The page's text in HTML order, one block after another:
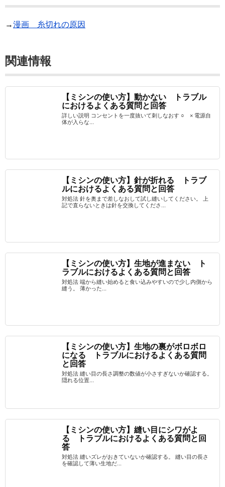
→漫画 糸切れの原因
関連情報
【ミシンの使い方】動かない トラブル
におけるよくある質問と回答
詳しい説明 コンセントを一度抜いて刺しなおす ○ × 電源自
体が入らな...
【ミシンの使い方】針が折れる トラブ
ルにおけるよくある質問と回答
対処法 針を奥まで差しなおして試し縫いしてください。 上
記で直らないときは針を交換してくださ...
【ミシンの使い方】生地が進まない ト
ラブルにおけるよくある質問と回答
対処法 端から縫い始めると食い込みやすいので少し内側から
縫う。 薄かった...
【ミシンの使い方】生地の裏がボロボロ
になる トラブルにおけるよくある質問
と回答
対処法 縫い目の長さ調整の数値が小さすぎないか確認する。
隠れる位置...
【ミシンの使い方】縫い目にシワがよ
る トラブルにおけるよくある質問と回
答
対処法 縫いズレがおきていないか確認する。 縫い目の長さ
を確認して薄い生地だ...